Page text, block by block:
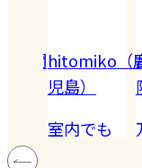
（鹿
!! 愛
asako(大
阪府)
万能調味